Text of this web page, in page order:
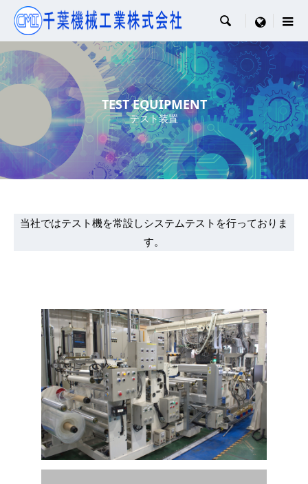
 menu
TEST EQUIPMENT
テスト装置
当社ではテスト機を常設しシステムテストを行っておりま
す。